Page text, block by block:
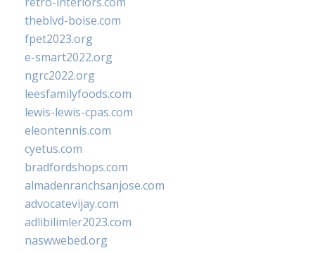
theblvd-boise.com
fpet2023.org
e-smart2022.org
ngrc2022.org
leesfamilyfoods.com
lewis-lewis-cpas.com
eleontennis.com
cyetus.com
bradfordshops.com
almadenranchsanjose.com
advocatevijay.com
adlibilimler2023.com
naswwebed.org